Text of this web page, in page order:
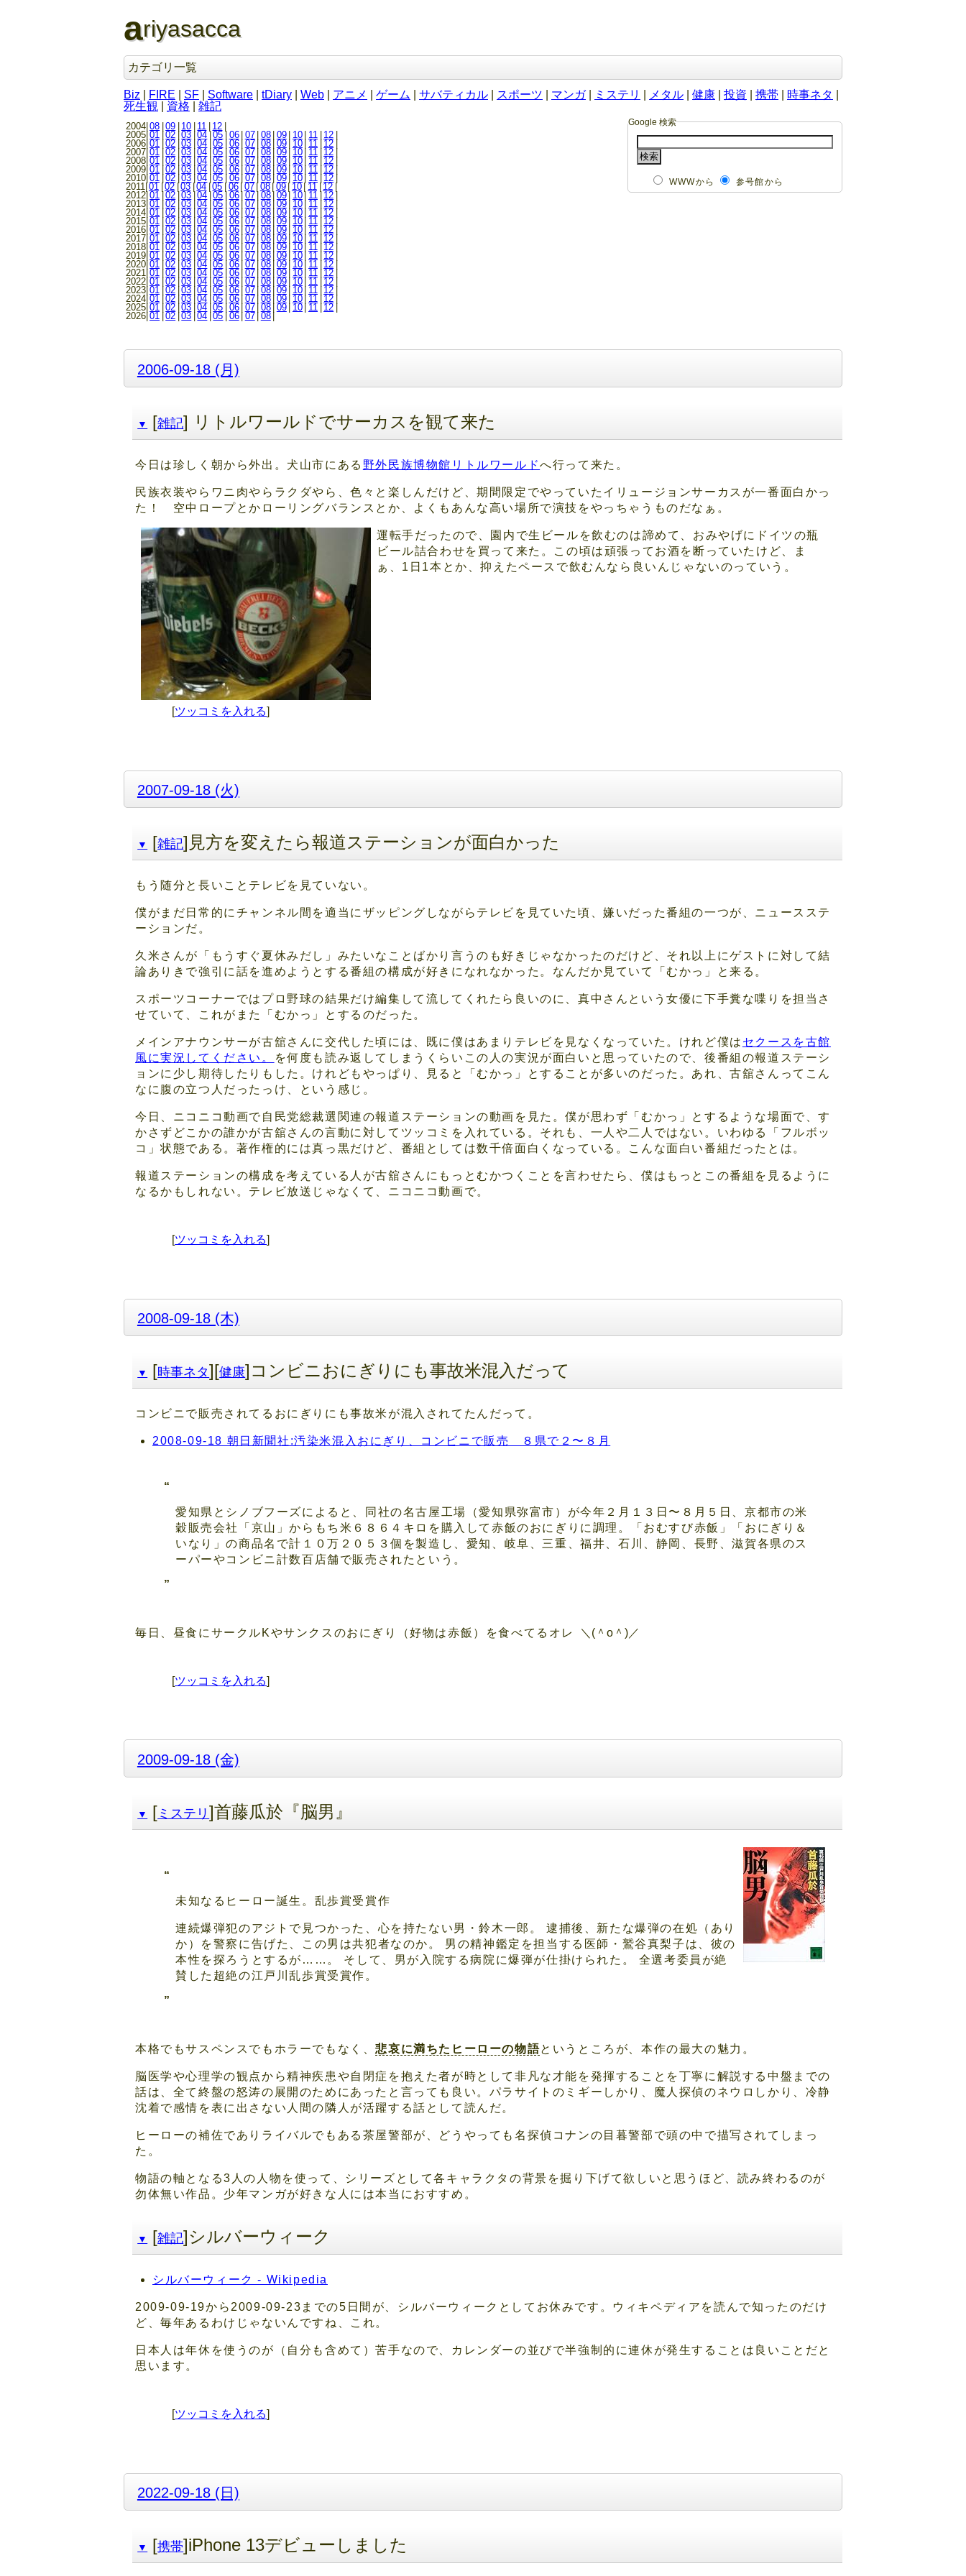
ariyasacca
カテゴリ一覧
Biz FIRE SF Software tDiary Web アニメ ゲーム サバティカル スポーツ マンガ| ミステリ メタル 健康 投資 携帯 時事ネタ
死生観
資格 雑記
Google 検索
WWWから 参号館から
2004| 08 09 10 11 12
2005|01 |02 |03 |04 | 05 | 06 07 08 09 10 11 12
2006|01 |02 |03 |04 |05 | 06 | 07 | 08 | 09 | 10 | 11 | 12 |
2007|01 |02 |03 |04 |05 | 06 | 07 | 08 | 09 | 10 | 11 | 12 |
2008|01 |02 |03 |04 |05 | 06 | 07 | 08 | 09 | 10 | 11 | 12 |
2009|01 |02 |03 |04 |05 | 06 | 07 | 08 | 09 | 10 | 11 | 12 |
2010|01 |02 |03 |04 |05 | 06 | 07 | 08 | 09 | 10 | 11 | 12 |
2011|01 |02 |03 |04 |05 |06 |07 |08 |09 | 10 | 11 | 12 |
2012| 01 | 02 | 03 | 04 | 05 | 06| 07| 08| 09| 10| 11 | 12 |
2013|01 |02 |03 |04 |05 | 06 | 07 | 08 | 09 | 10 | 11 | 12 |
2014|01 |02 |03 |04 |05 | 06 | 07 | 08 | 09 | 10 | 11 | 12 |
2015|01 |02 |03 |04 |05 | 06 | 07 | 08 | 09 | 10 | 11 | 12 |
2016|01 |02 |03 |04 |05 | 06 | 07 | 08 | 09 | 10 | 11 | 12 |
2017|01 |02 |03 |04 |05 | 06 | 07 | 08 | 09 | 10 | 11 | 12 |
2018|01 |02 |03 |04 |05 | 06 | 07 | 08 | 09 | 10 | 11 | 12 |
2019|01 |02 |03 |04 |05 | 06 | 07 | 08 | 09 | 10 | 11 | 12 |
2020|01 |02 |03 |04 |05 | 06 | 07 | 08 | 09 | 10 | 11 | 12 |
2021|01 |02 |03 |04 |05 | 06 | 07 | 08 | 09 | 10 | 11 | 12 |
2022|01 |02 |03 |04 |05 | 06 | 07 | 08 | 09 | 10 | 11 | 12 |
2023|01 |02 |03 |04 |05 | 06 | 07 | 08 | 09 | 10 | 11 | 12 |
2024|01 |02 |03 |04 |05 | 06 | 07 | 08 | 09 | 10 | 11 | 12 |
2025|01 |02 |03 |04 |05 | 06 | 07 | 08 | 09 | 10 | 11 | 12 |
2026|01 |02 |03 |04 |05 | 06 | 07 | 08 |
2006-09-18 (月)
▼ [雑記] リトルワールドでサーカスを観て来た
今日は珍しく朝から外出。犬山市にある 野外民族博物館リトルワールドへ行って来た。
民族衣装やらワニ肉やらラクダやら、色々と楽しんだけど、期間限定でやっていたイリュージョンサーカスが一番面白かっ
た！ 空中ロープとかローリングバランスとか、よくもあんな高い場所で演技をやっちゃうものだなぁ。
運転手だったので、園内で生ビールを飲むのは諦めて、おみやげにドイツの瓶
ビール詰合わせを買って来た。この頃は頑張ってお酒を断っていたけど、ま
ぁ、1日1本とか、抑えたペースで飲むんなら良いんじゃないのっていう。
[ツッコミを入れる]
2007-09-18 (火)
▼ [雑記]見方を変えたら報道ステーションが面白かった
もう随分と長いことテレビを見ていない。
僕がまだ日常的にチャンネル間を適当にザッピングしながらテレビを見ていた頃、嫌いだった番組の一つが、ニュースステ
ーションだ。
久米さんが「もうすぐ夏休みだし」みたいなことばかり言うのも好きじゃなかったのだけど、それ以上にゲストに対して結
論ありきで強引に話を進めようとする番組の構成が好きになれなかった。なんだか見ていて「むかっ」と来る。
スポーツコーナーではプロ野球の結果だけ編集して流してくれたら良いのに、真中さんという女優に下手糞な喋りを担当さ
せていて、これがまた「むかっ」とするのだった。
メインアナウンサーが古舘さんに交代した頃には、既に僕はあまりテレビを見なくなっていた。けれど僕は セクースを古館
風に実況してください。
を何度も読み返してしまうくらいこの人の実況が面白いと思っていたので、後番組の報道ステーシ
ョンに少し期待したりもした。けれどもやっぱり、見ると「むかっ」とすることが多いのだった。あれ、古舘さんってこん
なに腹の立つ人だったっけ、という感じ。
今日、ニコニコ動画で自民党総裁選関連の報道ステーションの動画を見た。僕が思わず「むかっ」とするような場面で、す
かさずどこかの誰かが古舘さんの言動に対してツッコミを入れている。それも、一人や二人ではない。いわゆる「フルボッ
コ」状態である。著作権的には真っ黒だけど、番組としては数千倍面白くなっている。こんな面白い番組だったとは。
報道ステーションの構成を考えている人が古舘さんにもっとむかつくことを言わせたら、僕はもっとこの番組を見るように
なるかもしれない。テレビ放送じゃなくて、ニコニコ動画で。
[ツッコミを入れる]
2008-09-18 (木)
▼ [時事ネタ][健康]コンビニおにぎりにも事故米混入だって
コンビニで販売されてるおにぎりにも事故米が混入されてたんだって。
2008-09-18 朝日新聞社:汚染米混入おにぎり、コンビニで販売 ８県で２〜８月
愛知県とシノブフーズによると、同社の名古屋工場（愛知県弥富市）が今年２月１３日〜８月５日、京都市の米
穀販売会社「京山」からもち米６８６４キロを購入して赤飯のおにぎりに調理。「おむすび赤飯」「おにぎり＆
いなり」の商品名で計１０万２０５３個を製造し、愛知、岐阜、三重、福井、石川、静岡、長野、滋賀各県のス
ーパーやコンビニ計数百店舗で販売されたという。
毎日、昼食にサークルKやサンクスのおにぎり（好物は赤飯）を食べてるオレ ＼(＾o＾)／
[ツッコミを入れる]
2009-09-18 (金)
▼ [ ミステリ ]首藤瓜於『脳男』
未知なるヒーロー誕生。乱歩賞受賞作
連続爆弾犯のアジトで見つかった、心を持たない男・鈴木一郎。 逮捕後、新たな爆弾の在処（あり
か）を警察に告げた、この男は共犯者なのか。 男の精神鑑定を担当する医師・鷲谷真梨子は、彼の
本性を探ろうとするが……。 そして、男が入院する病院に爆弾が仕掛けられた。 全選考委員が絶
賛した超絶の江戸川乱歩賞受賞作。
本格でもサスペンスでもホラーでもなく、悲哀に満ちたヒーローの物語というところが、本作の最大の魅力。
脳医学や心理学の観点から精神疾患や自閉症を抱えた者が時として非凡な才能を発揮することを丁寧に解説する中盤までの
話は、全て終盤の怒涛の展開のためにあったと言っても良い。パラサイトのミギーしかり、魔人探偵のネウロしかり、冷静
沈着で感情を表に出さない人間の隣人が活躍する話として読んだ。
ヒーローの補佐でありライバルでもある茶屋警部が、どうやっても名探偵コナンの目暮警部で頭の中で描写されてしまっ
た。
物語の軸となる3人の人物を使って、シリーズとして各キャラクタの背景を掘り下げて欲しいと思うほど、読み終わるのが
勿体無い作品。少年マンガが好きな人には本当におすすめ。
▼ [雑記]シルバーウィーク
シルバーウィーク - Wikipedia
2009-09-19から2009-09-23までの5日間が、シルバーウィークとしてお休みです。ウィキペディアを読んで知ったのだけ
ど、毎年あるわけじゃないんですね、これ。
日本人は年休を使うのが（自分も含めて）苦手なので、カレンダーの並びで半強制的に連休が発生することは良いことだと
思います。
[ツッコミを入れる]
2022-09-18 (日)
▼ [携帯]iPhone 13デビューしました